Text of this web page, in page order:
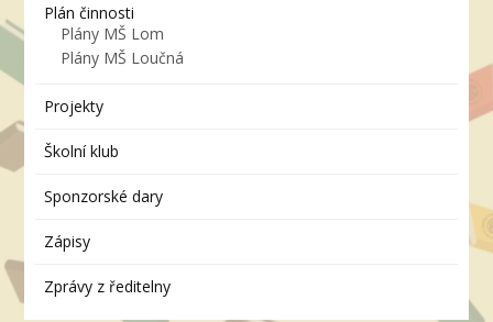
Plán činnosti
Plány MŠ Lom
Plány MŠ Loučná
Projekty
Školní klub
Sponzorské dary
Zápisy
Zprávy z ředitelny